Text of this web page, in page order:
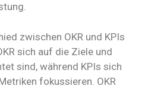
zwischen OKR und KPIs
sich auf die Ziele und
sind, während KPIs sich
fokussieren. OKR